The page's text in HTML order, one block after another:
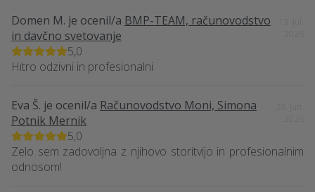
Domen M. je ocenil/a BMP-TEAM, računovodstvo
in davčno svetovanje
5,0
Hitro odzivni in profesionalni
Eva Š. je ocenil/a Računovodstvo Moni, Simona
Potnik Mernik
5,0
Zelo sem zadovoljna z njihovo storitvijo in profesionalnim
odnosom!